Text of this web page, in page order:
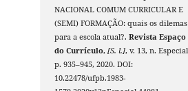
NACIONAL COMUM CURRICULAR E
(SEMI) FORMAÇÃO: quais os dilemas
para a escola atual?.Revista Espaço
do Currículo,[S. l.], v. 13, n.
p. 935–945, 2020. DOI:
10.22478/ufpb.1983-